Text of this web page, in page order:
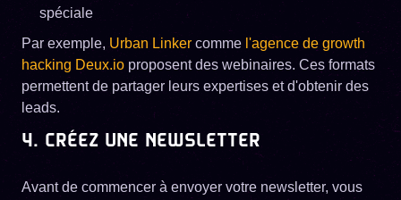
spéciale
Par exemple, Urban Linker comme l'agence de growth
hacking Deux.io proposent des webinaires. Ces formats
permettent de partager leurs expertises et d'obtenir des
leads.
4. CRÉEZ UNE NEWSLETTER
Avant de commencer à envoyer votre newsletter, vous